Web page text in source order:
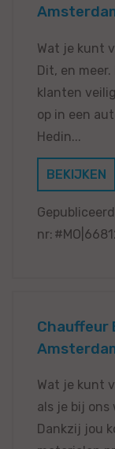
Wat je kunt
Dit, en
klanten
op in een
Hedin...
BEKIJKEN
nr:
Chauffeur
Wat je kunt
als je bij ons
Dankzij jou